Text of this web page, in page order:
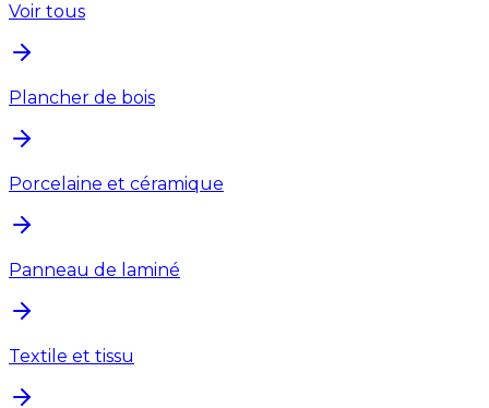
Voir tous
Plancher de bois
Porcelaine et céramique
Panneau de laminé
Textile et tissu